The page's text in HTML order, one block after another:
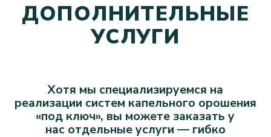
МЫ ВНЕДРЯЕМ ИННОВАЦИИ:
ПРОВЕРЕННЫЕ В НАШЕЙ
ЛАБОРАТОРИИ. ПОЭТОМУ
КЛИЕНТЫ ДОВЕРЯЮТ НАМ
САМОЕ ЦЕННОЕ — СВОИ
ИНВЕСТИЦИИ.
их монтаж, обеспечивая защиту садов
от природных рисков.